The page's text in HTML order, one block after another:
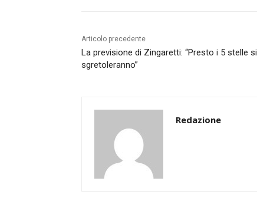
Articolo precedente
La previsione di Zingaretti: “Presto i 5 stelle si
sgretoleranno”
Redazione